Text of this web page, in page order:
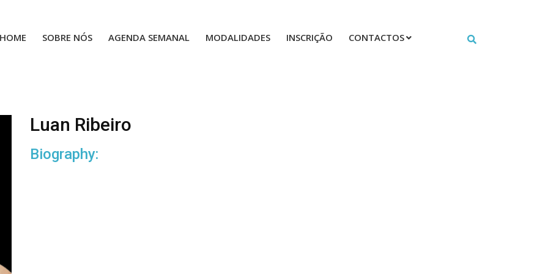
HOME SOBRE NÓS AGENDA SEMANAL MODALIDADES INSCRIÇÃO CONTACTOS
Luan Ribeiro
Biography: